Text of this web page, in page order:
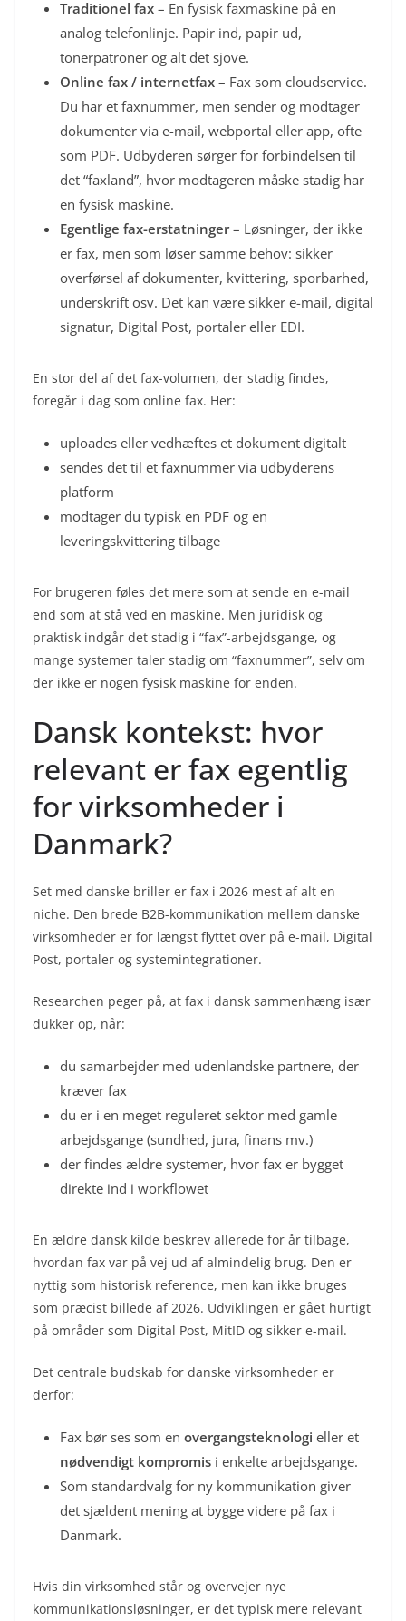
Traditionel fax – En fysisk faxmaskine på en
analog telefonlinje. Papir ind, papir ud,
tonerpatroner og alt det sjove.
Online fax / internetfax – Fax som cloudservice.
Du har et faxnummer, men sender og modtager
dokumenter via e-mail, webportal eller app, ofte
som PDF. Udbyderen sørger for forbindelsen til
det “faxland”, hvor modtageren måske stadig har
en fysisk maskine.
Egentlige fax-erstatninger– Løsninger, der ikke
er fax, men som løser samme behov: sikker
overførsel af dokumenter, kvittering, sporbarhed,
underskrift osv. Det kan være sikker e-mail, digital
signatur, Digital Post, portaler eller EDI.
En stor del af det fax-volumen, der stadig findes,
foregår i dag som online fax. Her:
uploades eller vedhæftes et dokument digitalt
sendes det til et faxnummer via udbyderens
platform
modtager du typisk en PDF og en
leveringskvittering tilbage
For brugeren føles det mere som at sende en e-mail
end som at stå ved en maskine. Men juridisk og
praktisk indgår det stadig i “fax”-arbejdsgange, og
mange systemer taler stadig om “faxnummer”, selv om
der ikke er nogen fysisk maskine for enden.
Dansk kontekst: hvor
relevant er fax egentlig
for virksomheder i
Danmark?
Set med danske briller er fax i 2026 mest af alt en
niche. Den brede B2B-kommunikation mellem danske
virksomheder er for længst flyttet over på e-mail, Digital
Post, portaler og systemintegrationer.
Researchen peger på, at fax i dansk sammenhæng især
dukker op, når:
du samarbejder med udenlandske partnere, der
kræver fax
du er i en meget reguleret sektor med gamle
arbejdsgange (sundhed, jura, finans mv.)
der findes ældre systemer, hvor fax er bygget
direkte ind i workflowet
En ældre dansk kilde beskrev allerede for år tilbage,
hvordan fax var på vej ud af almindelig brug. Den er
nyttig som historisk reference, men kan ikke bruges
som præcist billede af 2026. Udviklingen er gået hurtigt
på områder som Digital Post, MitID og sikker e-mail.
Det centrale budskab for danske virksomheder er
derfor:
Fax bør ses som en overgangsteknologi eller et
nødvendigt kompromis i enkelte arbejdsgange.
Som standardvalg for ny kommunikation giver
det sjældent mening at bygge videre på fax i
Danmark.
Hvis din virksomhed står og overvejer nye
kommunikationsløsninger, er det typisk mere relevant